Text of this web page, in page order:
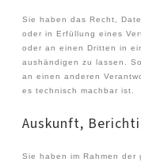
Sie haben das Recht,
oder in Erfüllung eines
oder an einen Dritten in
aushändigen zu lassen.
an einen anderen
es technisch machbar ist.
Auskunft,
Sie haben im Rahmen der